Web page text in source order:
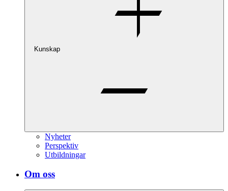
Kunskap
Nyheter
Perspektiv
Utbildningar
Om oss